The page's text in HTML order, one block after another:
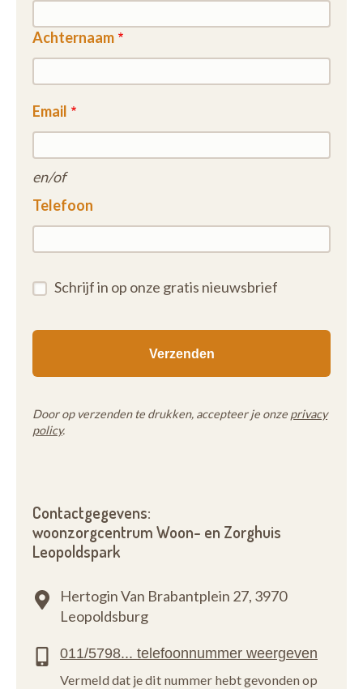
Achternaam
Email
en/of
Telefoon
Schrijf in op onze gratis nieuwsbrief
Door op verzenden te drukken, accepteer je onze privacy
policy.
Contactgegevens:
woonzorgcentrum Woon- en Zorghuis
Leopoldspark
Hertogin Van Brabantplein 27, 3970
Leopoldsburg
Vermeld dat je dit nummer hebt gevonden op